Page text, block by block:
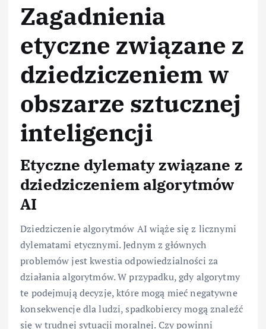
Zagadnienia
etyczne związane z
dziedziczeniem w
obszarze sztucznej
inteligencji
Etyczne dylematy związane z
dziedziczeniem algorytmów
AI
Dziedziczenie algorytmów AI wiąże się z licznymi
dylematami etycznymi. Jednym z głównych
problemów jest kwestia odpowiedzialności za
działania algorytmów. W przypadku, gdy algorytmy
te podejmują decyzje, które mogą mieć negatywne
konsekwencje dla ludzi, spadkobiercy mogą znaleźć
się w trudnej sytuacji moralnej. Czy powinni